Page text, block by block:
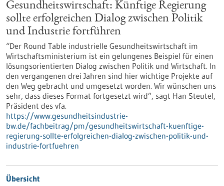
Gesundheitswirtschaft: Künftige Regierung
sollte erfolgreichen Dialog zwischen Politik
und Industrie fortführen
“Der Round Table industrielle Gesundheitswirtschaft im
Wirtschaftsministerium ist ein gelungenes Beispiel für einen
lösungsorientierten Dialog zwischen Politik und Wirtschaft. In
den vergangenen drei Jahren sind hier wichtige Projekte auf
den Weg gebracht und umgesetzt worden. Wir wünschen uns
sehr, dass dieses Format fortgesetzt wird”, sagt Han Steutel,
Präsident des vfa.
https://www.gesundheitsindustrie-
bw.de/fachbeitrag/pm/gesundheitswirtschaft-kuenftige-
regierung-sollte-erfolgreichen-dialog-zwischen-politik-und-
industrie-fortfuehren
Übersicht